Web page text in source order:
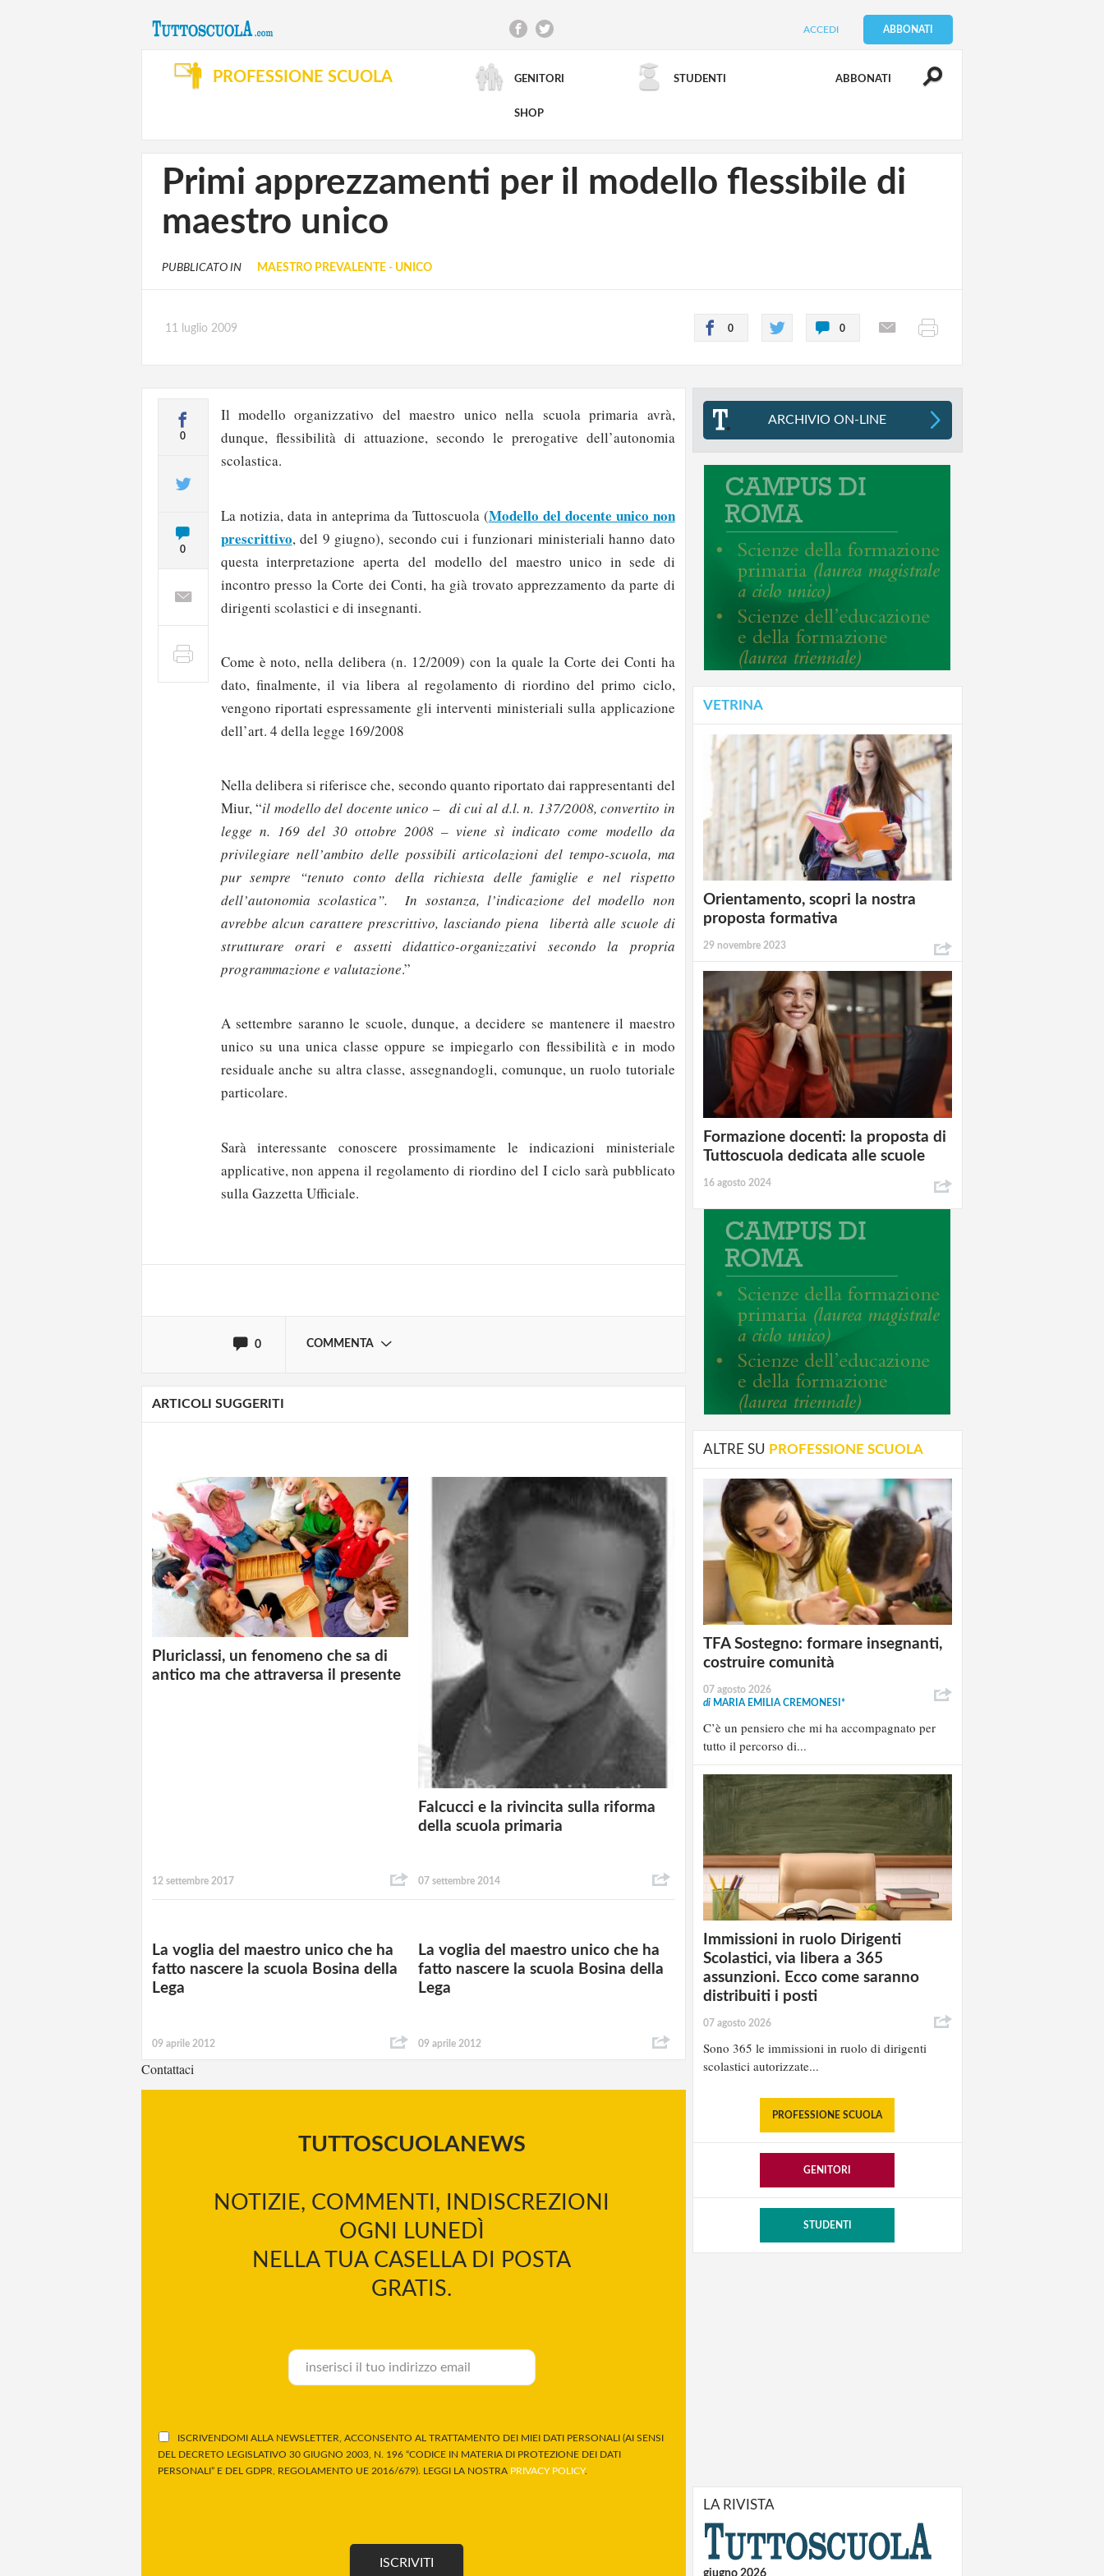
ACCEDI ABBONATI
PROFESSIONE SCUOLA GENITORI STUDENTI ABBONATI
SHOP
RICERCA AVANZATA
Primi apprezzamenti per il modello flessibile di
maestro unico
PUBBLICATO IN MAESTRO PREVALENTE - UNICO
11 luglio 2009 0 0
0
0
Il modello organizzativo del maestro unico nella scuola primaria avrà,
dunque, flessibilità di attuazione, secondo le prerogative dell’autonomia
scolastica.
La notizia, data in anteprima da Tuttoscuola (Modello del docente unico non
prescrittivo, del 9 giugno), secondo cui i funzionari ministeriali hanno dato
questa interpretazione aperta del modello del maestro unico in sede di
incontro presso la Corte dei Conti, ha già trovato apprezzamento da parte di
dirigenti scolastici e di insegnanti.
Come è noto, nella delibera (n. 12/2009) con la quale la Corte dei Conti ha
dato, finalmente, il via libera al regolamento di riordino del primo ciclo,
vengono riportati espressamente gli interventi ministeriali sulla applicazione
dell’art. 4 della legge 169/2008
Nella delibera si riferisce che, secondo quanto riportato dai rappresentanti del
Miur, “il modello del docente unico – di cui al d.l. n. 137/2008, convertito in
legge n. 169 del 30 ottobre 2008 – viene sì indicato come modello da
privilegiare nell’ambito delle possibili articolazioni del tempo-scuola, ma
pur sempre “tenuto conto della richiesta delle famiglie e nel rispetto
dell’autonomia scolastica”. In sostanza, l’indicazione del modello non
avrebbe alcun carattere prescrittivo, lasciando piena libertà alle scuole di
strutturare orari e assetti didattico-organizzativi secondo la propria
programmazione e valutazione.”
A settembre saranno le scuole, dunque, a decidere se mantenere il maestro
unico su una unica classe oppure se impiegarlo con flessibilità e in modo
residuale anche su altra classe, assegnandogli, comunque, un ruolo tutoriale
particolare.
Sarà interessante conoscere prossimamente le indicazioni ministeriale
applicative, non appena il regolamento di riordino del I ciclo sarà pubblicato
sulla Gazzetta Ufficiale.
0 COMMENTA
Solo gli utenti registrati possono commentare!
ARTICOLI SUGGERITI
Pluriclassi, un fenomeno che sa di
antico ma che attraversa il presente
12 settembre 2017
Falcucci e la rivincita sulla riforma
della scuola primaria
07 settembre 2014
La voglia del maestro unico che ha
fatto nascere la scuola Bosina della
Lega
09 aprile 2012
La voglia del maestro unico che ha
fatto nascere la scuola Bosina della
Lega
09 aprile 2012
Contattaci
TUTTOSCUOLANEWS
NOTIZIE, COMMENTI, INDISCREZIONI
OGNI LUNEDÌ
NELLA TUA CASELLA DI POSTA
GRATIS.
ISCRIVENDOMI ALLA NEWSLETTER, ACCONSENTO AL TRATTAMENTO DEI MIEI DATI PERSONALI (AI SENSI
DEL DECRETO LEGISLATIVO 30 GIUGNO 2003, N. 196 “CODICE IN MATERIA DI PROTEZIONE DEI DATI
PERSONALI” E DEL GDPR, REGOLAMENTO UE 2016/679). LEGGI LA NOSTRA PRIVACY POLICY.
ARCHIVIO ON-LINE
VETRINA
Orientamento, scopri la nostra
proposta formativa
29 novembre 2023
Formazione docenti: la proposta di
Tuttoscuola dedicata alle scuole
16 agosto 2024
ALTRE SU PROFESSIONE SCUOLA
TFA Sostegno: formare insegnanti,
costruire comunità
07 agosto 2026
di MARIA EMILIA CREMONESI*
C’è un pensiero che mi ha accompagnato per
tutto il percorso di...
Immissioni in ruolo Dirigenti
Scolastici, via libera a 365
assunzioni. Ecco come saranno
distribuiti i posti
07 agosto 2026
Sono 365 le immissioni in ruolo di dirigenti
scolastici autorizzate...
PROFESSIONE SCUOLA
GENITORI
STUDENTI
LA RIVISTA
giugno 2026